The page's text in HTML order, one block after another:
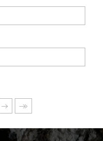
Page
suivante
Dernière
page